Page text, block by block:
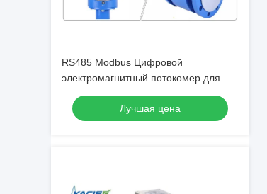
RS485 Modbus Цифровой
электромагнитный потокомер для
жидкостей, устойчивых к кислотам и
щелочам с высокой точностью
Лучшая цена